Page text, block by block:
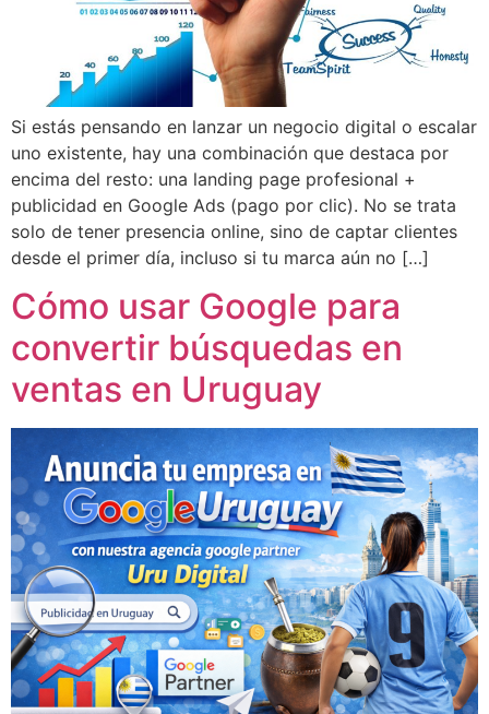
Si estás pensando en lanzar un negocio digital o escalar
uno existente, hay una combinación que destaca por
encima del resto: una landing page profesional +
publicidad en Google Ads (pago por clic). No se trata
solo de tener presencia online, sino de captar clientes
desde el primer día, incluso si tu marca aún no […]
Cómo usar Google para
convertir búsquedas en
ventas en Uruguay